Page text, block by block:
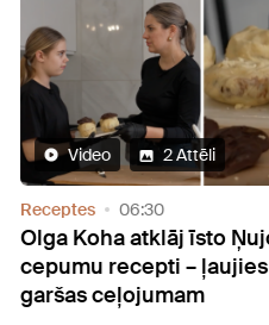
Video 2 Attēli
06:30
Koha atklāj īsto Ņujorkas
recepti – ļaujies savam
ceļojumam